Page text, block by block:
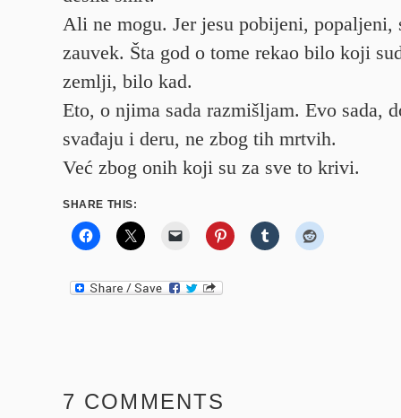
Ali ne mogu. Jer jesu pobijeni, popaljeni,
zauvek. Šta god o tome rekao bilo koji
zemlji, bilo kad.
Eto, o njima sada razmišljam. Evo sada,
svađaju i deru, ne zbog tih mrtvih.
Već zbog onih koji su za sve to krivi.
SHARE THIS:
7 COMMENTS